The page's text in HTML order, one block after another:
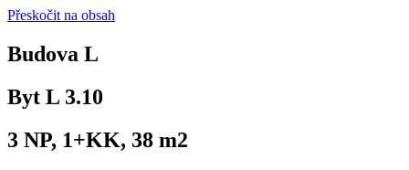
Přeskočit na obsah
Budova L
Byt L 3.10
3 NP, 1+KK, 38 m2